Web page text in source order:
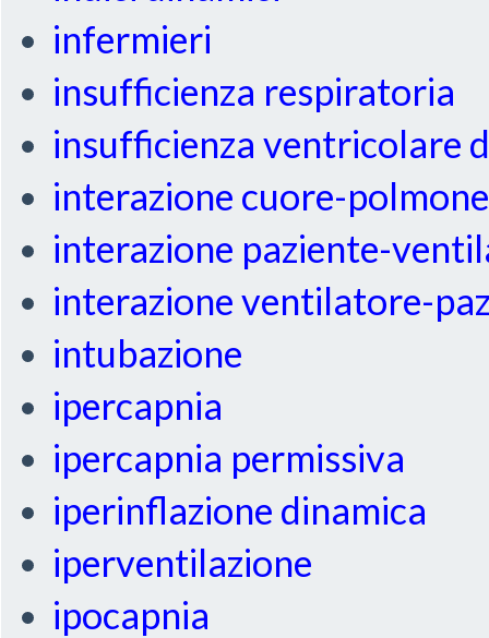
infermieri
insufficienza respiratoria
insufficienza ventricolare
interazione cuore-polmone
interazione paziente-
interazione ventilatore-
intubazione
ipercapnia
ipercapnia permissiva
iperinflazione dinamica
iperventilazione
ipocapnia